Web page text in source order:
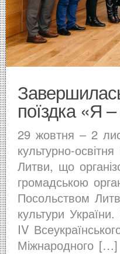
поїздка «Я
29 жовтня – 2
культурно-
Литви, що
громадською
Посольством
культури
IV
Міжнародного […]